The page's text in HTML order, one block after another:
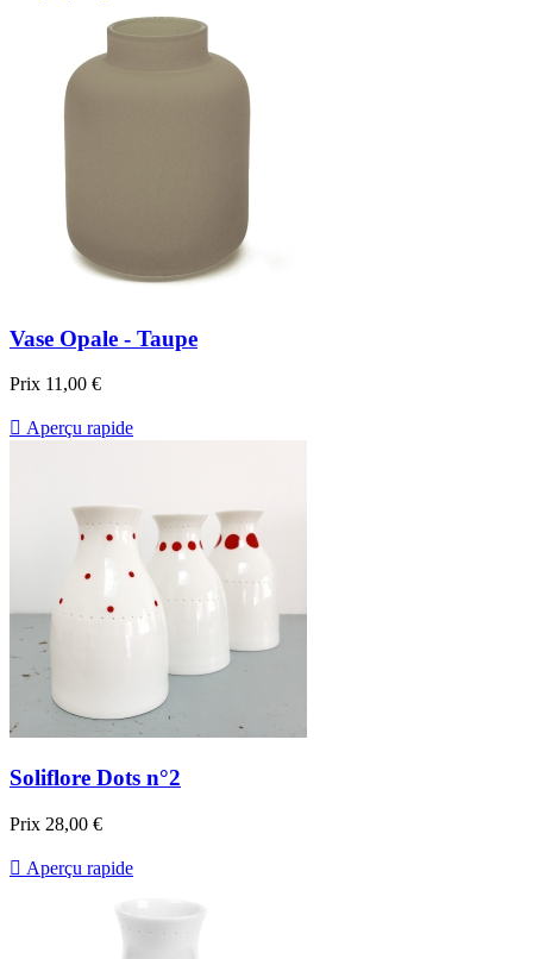
Vase Opale - Taupe
Prix 11,00 €
 Aperçu rapide
Soliflore Dots n°2
Prix 28,00 €
 Aperçu rapide